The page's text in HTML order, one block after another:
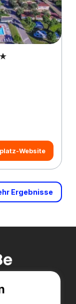
Website
Ergebnisse